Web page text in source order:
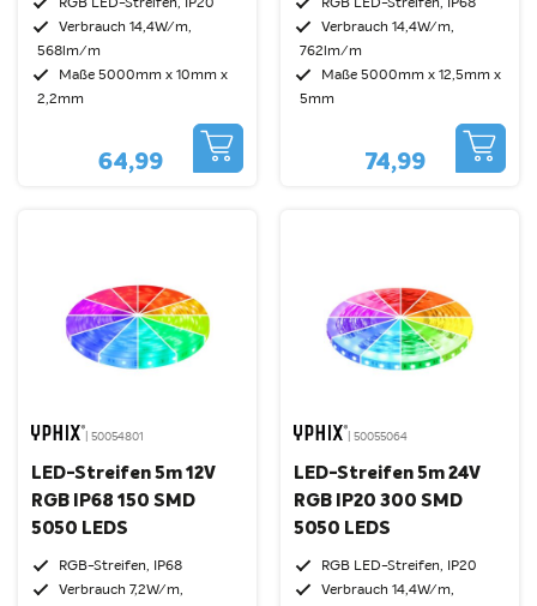
RGB LED-Streifen, IP20
Verbrauch 14,4W/m,
568lm/m
Maße 5000mm x 10mm x
2,2mm
64,99
RGB LED-Streifen, IP68
Verbrauch 14,4W/m,
762lm/m
Maße 5000mm x 12,5mm x
5mm
74,99
| 50054801
LED-Streifen 5m 12V
RGB IP68 150 SMD
5050 LEDS
RGB-Streifen, IP68
Verbrauch 7,2W/m,
| 50055064
LED-Streifen 5m 24V
RGB IP20 300 SMD
5050 LEDS
RGB LED-Streifen, IP20
Verbrauch 14,4W/m,